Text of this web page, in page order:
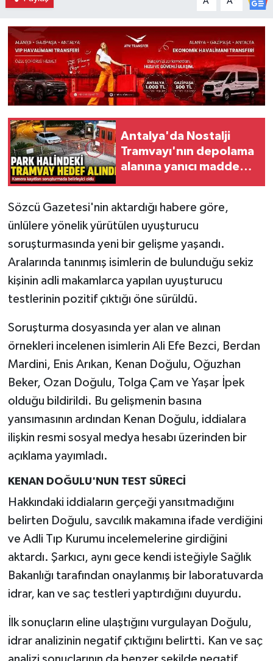
Antalya'da Nostalji
Tramvayı'nın depolama
alanına yanıcı madde
Sözcü Gazetesi'nin aktardığı habere göre,
ünlülere yönelik yürütülen uyuşturucu
soruşturmasında yeni bir gelişme yaşandı.
Aralarında tanınmış isimlerin de bulunduğu sekiz
kişinin adli makamlarca yapılan uyuşturucu
testlerinin pozitif çıktığı öne sürüldü.
Soruşturma dosyasında yer alan ve alınan
örnekleri incelenen isimlerin Ali Efe Bezci, Berdan
Mardini, Enis Arıkan, Kenan Doğulu, Oğuzhan
Beker, Ozan Doğulu, Tolga Çam ve Yaşar İpek
olduğu bildirildi. Bu gelişmenin basına
yansımasının ardından Kenan Doğulu, iddialara
ilişkin resmi sosyal medya hesabı üzerinden bir
açıklama yayımladı.
KENAN DOĞULU'NUN TEST SÜRECİ
Hakkındaki iddiaların gerçeği yansıtmadığını
belirten Doğulu, savcılık makamına ifade verdiğini
ve Adli Tıp Kurumu incelemelerine girdiğini
aktardı. Şarkıcı, aynı gece kendi isteğiyle Sağlık
Bakanlığı tarafından onaylanmış bir laboratuvarda
idrar, kan ve saç testleri yaptırdığını duyurdu.
İlk sonuçların eline ulaştığını vurgulayan Doğulu,
idrar analizinin negatif çıktığını belirtti. Kan ve saç